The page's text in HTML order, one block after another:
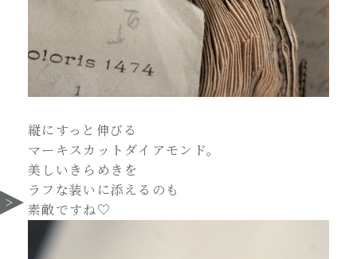
縦にすっと伸びる
マーキスカットダイアモンド。
美しいきらめきを
ラフな装いに添えるのも
素敵ですね♡